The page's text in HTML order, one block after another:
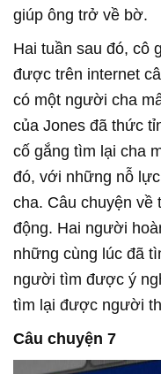
giúp ông trở về bờ.
Hai tuần sau đó, cô
được trên internet
có một người cha
của Jones đã thức
cố gắng tìm lại cha
đó, với những nỗ
cha. Câu chuyện về
động. Hai người
những cùng lúc đã
người tìm được ý
tìm lại được người
Câu chuyện 7